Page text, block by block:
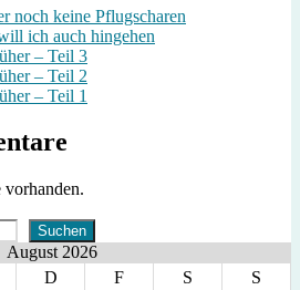
noch keine Pflugscharen
ich auch hingehen
– Teil 3
– Teil 2
– Teil 1
Suchen
August 2026
D F S
S